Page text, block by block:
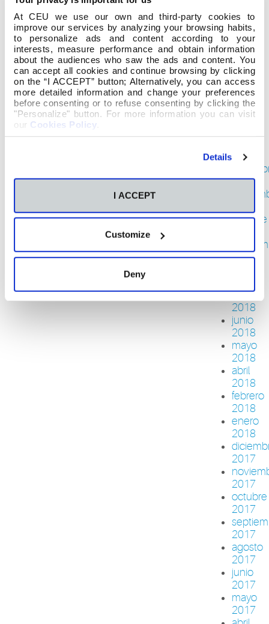
At CEU we use our own and third-party cookies to
improve our services by analyzing your browsing habits,
to personalize ads and content according to your
interests, measure performance and obtain information
about the audiences who saw the ads and content. You
can accept all cookies and continue browsing by clicking
on the “I ACCEPT” button; Alternatively, you can access
more detailed information and change your preferences
before consenting or to refuse consenting by clicking the
"Personalize" button. For more information you can visit
our Cookies Policy
Details
I ACCEPT
Customize
Deny
junio
2019
mayo
2019
abril
2019
marzo
2019
febrero
2019
2018
octubre
2018
julio
2018
junio
2018
mayo
2018
abril
2018
febrero
2018
enero
2018
2017
2017
octubre
2017
2017
agosto
2017
junio
2017
mayo
2017